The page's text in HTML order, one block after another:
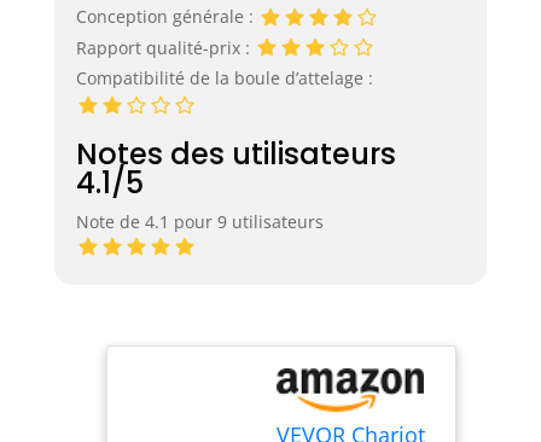
Conception générale :
Rapport qualité-prix :
Compatibilité de la boule d’attelage :
Notes des utilisateurs
4.1/5
Note de 4.1 pour 9 utilisateurs
VEVOR Chariot